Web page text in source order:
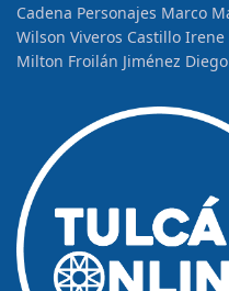
Cadena Personajes Marco
Wilson Viveros Castillo Irene
Milton Froilán Jiménez